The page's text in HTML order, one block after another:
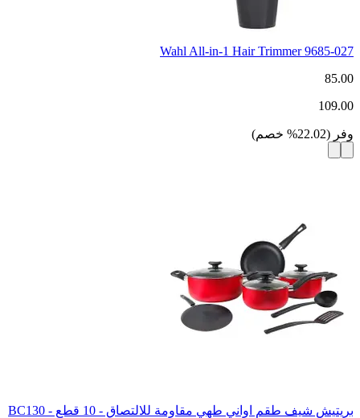
Wahl All-in-1 Hair Trimmer 9685-027
85.00
109.00
وفر (
22.02
% خصم)
بريتيش شيف طقم اواني طهي مقاومة للالتصاق - 10 قطع - BC130